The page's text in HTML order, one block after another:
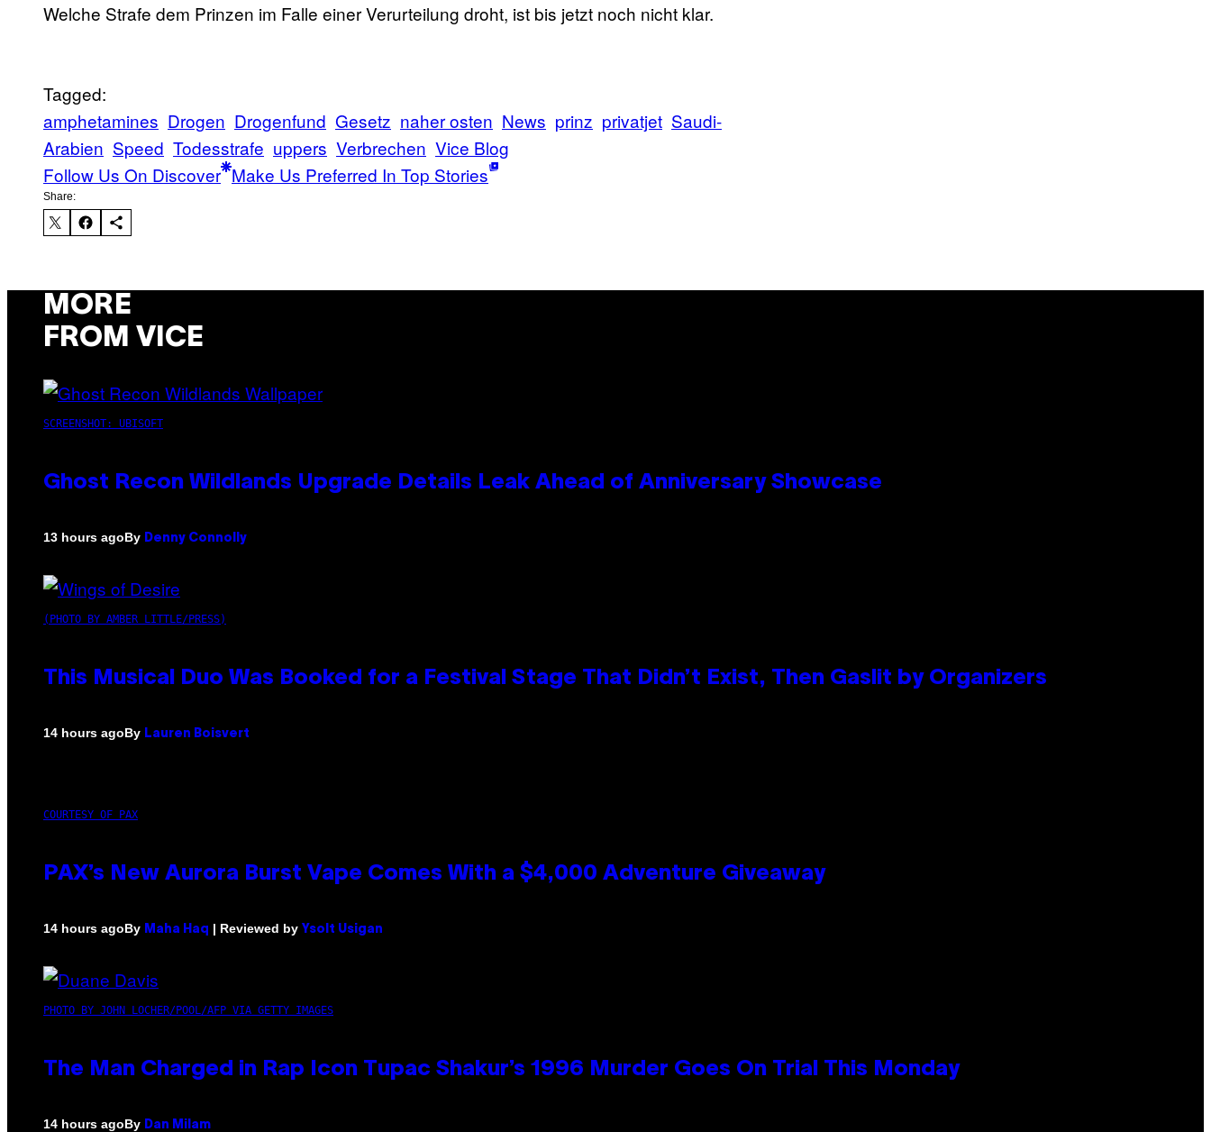
Welche Strafe dem Prinzen im Falle einer Verurteilung droht, ist bis jetzt noch nicht klar.
Tagged:
amphetamines Drogen Drogenfund Gesetz naher osten News prinz privatjet Saudi-
Arabien Speed Todesstrafe uppers Verbrechen Vice Blog
Follow Us On Discover Make Us Preferred In Top Stories
Share:
MORE
FROM VICE
SCREENSHOT: UBISOFT
Ghost Recon Wildlands Upgrade Details Leak Ahead of Anniversary Showcase
13 hours agoBy Denny Connolly
(PHOTO BY AMBER LITTLE/PRESS)
This Musical Duo Was Booked for a Festival Stage That Didn’t Exist, Then Gaslit by Organizers
14 hours agoBy Lauren Boisvert
COURTESY OF PAX
PAX’s New Aurora Burst Vape Comes With a $4,000 Adventure Giveaway
14 hours agoBy Maha Haq | Reviewed by Ysolt Usigan
PHOTO BY JOHN LOCHER/POOL/AFP VIA GETTY IMAGES
The Man Charged in Rap Icon Tupac Shakur’s 1996 Murder Goes On Trial This Monday
14 hours agoBy Dan Milam